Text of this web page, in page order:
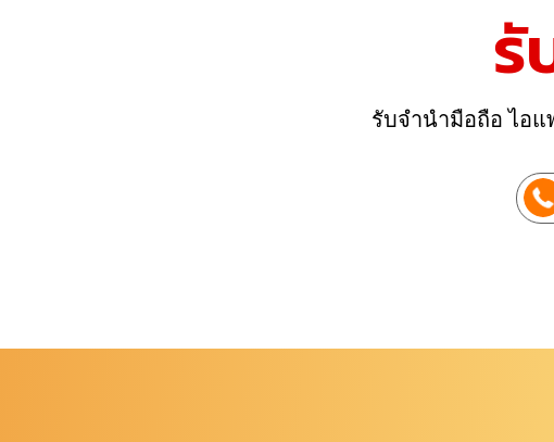
รั
รับจำนำมือถือ ไอแ